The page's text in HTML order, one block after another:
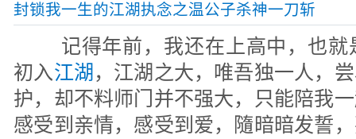
封锁我一生的江湖执念之温公子杀神一刀斩
记得年前，我还在上高中，也就
初入江湖 ，江湖之大，唯吾独一人，
护，却不料师门并不强大，只能陪我
感受到亲情，感受到爱，隨暗暗发誓